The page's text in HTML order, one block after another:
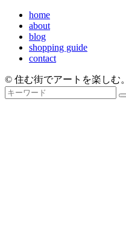
home
about
blog
shopping guide
contact
© 住む街でアートを楽しむ。